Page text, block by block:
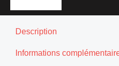
Description
Informations